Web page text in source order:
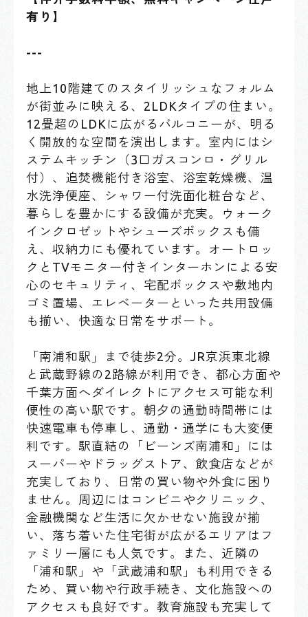
有り】
---
地上10階建てのスタイリッシュなフォルム
が街並みに映える、2LDKタイプの住まい。
12畳超のLDKに広がるバルコニーが、明る
く開放的な空間を演出します。室内にはシ
ステムキッチン（3口ガスコンロ・グリル
付）、追焚機能付き浴室、浴室乾燥機、温
水洗浄便座、シャワー付洗面化粧台など、
暮らしを豊かにする設備が充実。ウォーク
インクロゼットやシューズボックスも備
え、収納力にも優れています。オートロッ
クとTVモニター付きインターホンによる安
心のセキュリティ、宅配ボックスや敷地内
ゴミ置場、エレベーターといった共用設備
も揃い、快適な日常をサポート。
「南浦和駅」まで徒歩2分。JR京浜東北線
と武蔵野線の2路線が利用でき、都心方面や
千葉方面へダイレクトにアクセス可能な利
便性の高い駅です。朝夕の通勤時間帯には
快速電車も停車し、通勤・通学にも大変便
利です。駅直結の「ビーンズ南浦和」には
スーパーやドラッグストア、飲食店などが
充実しており、日常の買い物や外食に困り
ません。周辺にはコンビニやクリニック、
金融機関など生活に欠かせない施設が揃
い、落ち着いた住宅街が広がるエリアはフ
ァミリー層にも人気です。また、近隣の
「浦和駅」や「武蔵浦和駅」も利用できる
ため、買い物や行政手続き、文化施設への
アクセスも良好です。教育施設も充実して